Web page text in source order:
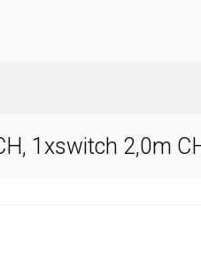
1xswitch 2,0m